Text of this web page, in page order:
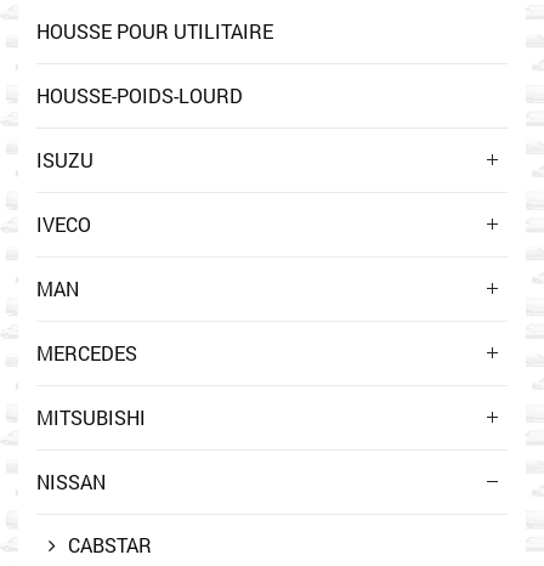
HOUSSE POUR UTILITAIRE
HOUSSE-POIDS-LOURD
ISUZU
IVECO
MAN
MERCEDES
MITSUBISHI
NISSAN
CABSTAR